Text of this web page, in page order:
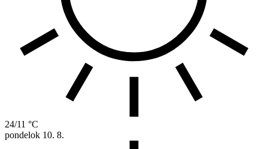
24/11 °C
pondelok 10. 8.